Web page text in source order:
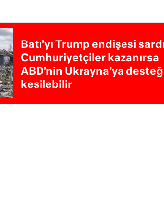
Batı’yı Trump endişesi
Cumhuriyetçiler kazanırsa
ABD’nin Ukrayna’ya
kesilebilir